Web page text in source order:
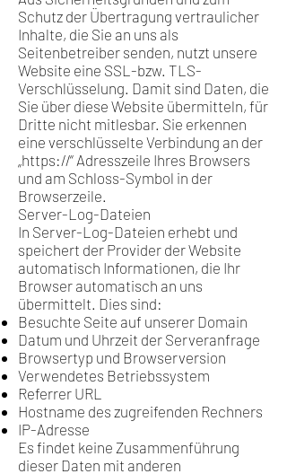
Schutz der Übertragung vertraulicher
Inhalte, die Sie an uns als
Seitenbetreiber senden, nutzt unsere
Website eine SSL-bzw. TLS-
Verschlüsselung. Damit sind Daten, die
Sie über diese Website übermitteln, für
Dritte nicht mitlesbar. Sie erkennen
eine verschlüsselte Verbindung an der
„https://“ Adresszeile Ihres Browsers
und am Schloss-Symbol in der
Browserzeile.
Server-Log-Dateien
In Server-Log-Dateien erhebt und
speichert der Provider der Website
automatisch Informationen, die Ihr
Browser automatisch an uns
übermittelt. Dies sind:
Besuchte Seite auf unserer Domain
Datum und Uhrzeit der Serveranfrage
Browsertyp und Browserversion
Verwendetes Betriebssystem
Referrer URL
Hostname des zugreifenden Rechners
IP-Adresse
Es findet keine Zusammenführung
dieser Daten mit anderen